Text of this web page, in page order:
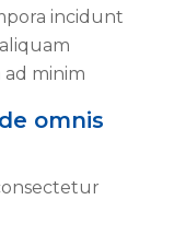
incidunt
minim
omnis